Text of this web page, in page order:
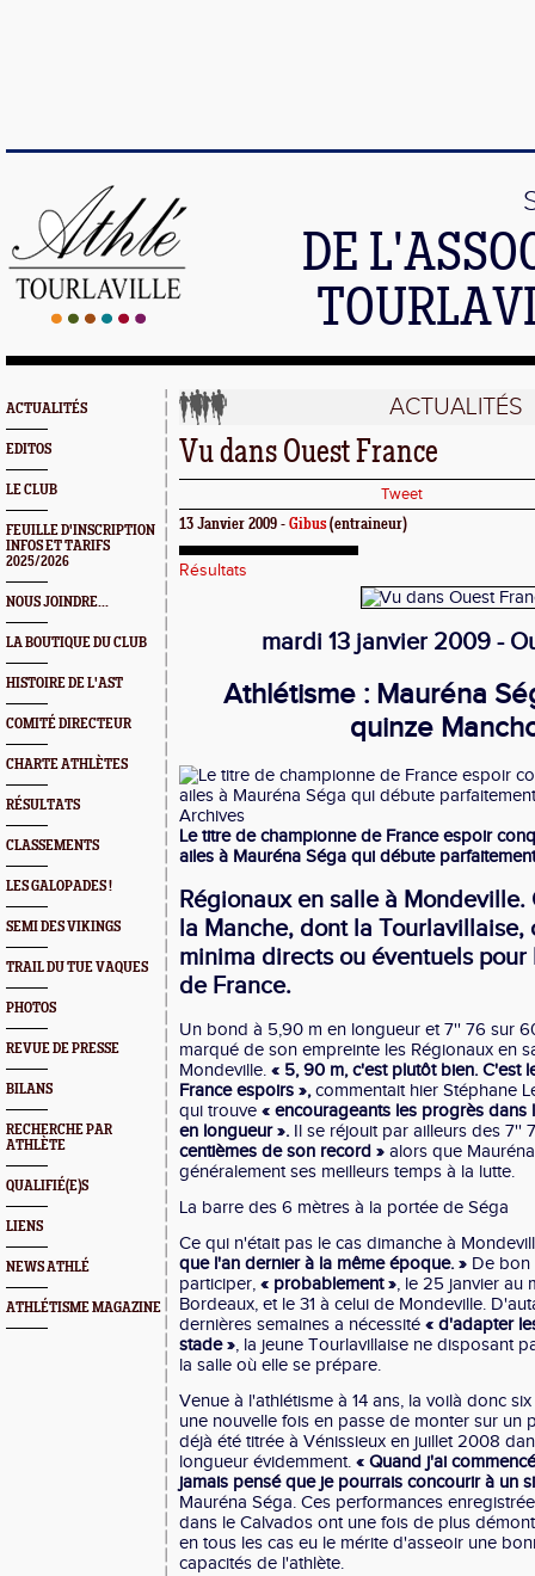
DE
ACTUALITÉS
EDITOS
LE CLUB
FEUILLE D'INSCRIPTION
INFOS ET TARIFS
2025/2026
NOUS JOINDRE...
LA BOUTIQUE DU CLUB
HISTOIRE DE L'AST
COMITÉ DIRECTEUR
CHARTE ATHLÈTES
RÉSULTATS
CLASSEMENTS
LES GALOPADES !
SEMI DES VIKINGS
TRAIL DU TUE VAQUES
PHOTOS
REVUE DE PRESSE
BILANS
RECHERCHE PAR
ATHLÈTE
QUALIFIÉ(E)S
LIENS
NEWS ATHLÉ
ATHLÉTISME MAGAZINE
ACTUALITÉS
Vu dans Ouest France
Tweet
13 Janvier 2009 - Gibus(entraineur)
Résultats
mardi 13 janvier 2009 -
Athlétisme : Mauréna
quinze
Le titre de championne de France espoir
ailes à Mauréna Séga qui débute
Régionaux en salle à
la Manche, dont la Tourlavillaise,
minima directs ou éventuels pour
de France.
Un bond à 5,90 m en longueur et 7'' 76 sur
marqué de son empreinte les Régionaux en
Mondeville. « 5, 90 m, c'est plutôt bien. C'est
France espoirs »,commentait hier Stéphane
qui trouve « encourageants les progrès dans
en longueur ». Il se réjouit par ailleurs des 7''
centièmes de son record » alors que
généralement ses meilleurs temps à la lutte.
La barre des 6 mètres à la portée de Séga
Ce qui n'était pas le cas dimanche à
que l'an dernier à la même époque. » De bon
participer, « probablement », le 25 janvier au
Bordeaux, et le 31 à celui de Mondeville.
dernières semaines a nécessité « d'adapter
stade », la jeune Tourlavillaise ne disposant
la salle où elle se prépare.
Venue à l'athlétisme à 14 ans, la voilà donc
une nouvelle fois en passe de monter sur un
déjà été titrée à Vénissieux en juillet 2008
longueur évidemment. « Quand j'ai
jamais pensé que je pourrais concourir à un
Mauréna Séga. Ces performances
dans le Calvados ont une fois de plus
en tous les cas eu le mérite d'asseoir une
capacités de l'athlète.